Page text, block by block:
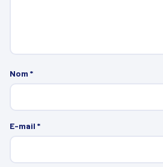
Nom *
E-mail *